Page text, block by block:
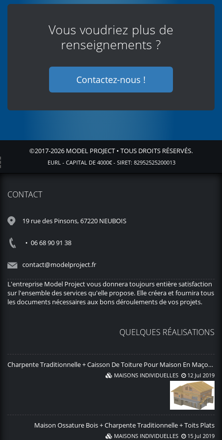
Vous voudriez plus de
renseignements ?
Contactez-nous !
©2017-2026 MODEL PROJECT • TOUS DROITS RÉSERVÉS.
EURL - CAPITAL DE 4000€ - SIRET: 82952525200013
CONTACT
19 rue des Pinsons, 67220 NEUBOIS
• 06 68 90 91 38
contact@modelproject.fr
L'entreprise Model Project vous donnera toujours entière satisfaction
sur l'ensemble des services qu'elle propose. Elle créera et fournira tous
les documents nécessaires aux bons déroulements de vos projets.
QUELQUES RÉALISATIONS
Charpente Traditionnelle + Caisson De Toiture Pour Maison En Maçonnerie
MAISONS INDIVIDUELLES 12 Jul 2019
Maison Ossature Bois + Charpente Traditionnelle + Toits Plats
MAISONS INDIVIDUELLES 15 Jul 2019